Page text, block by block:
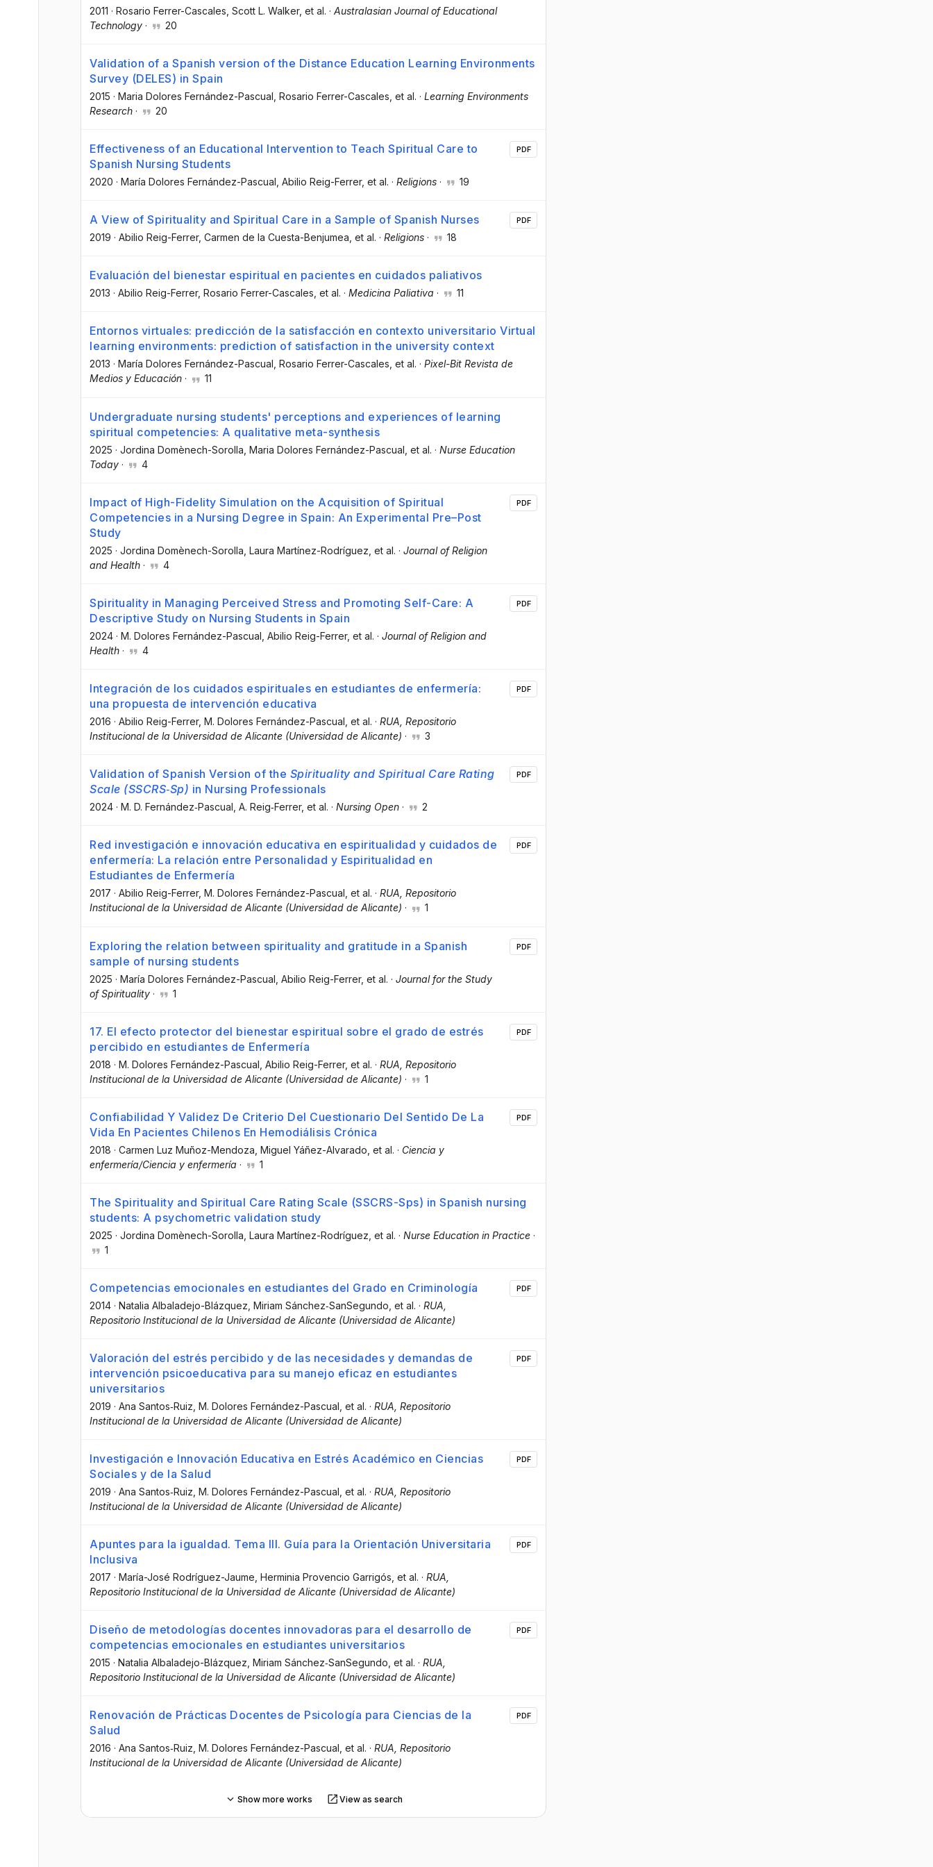
2011 · Rosario Ferrer-Cascales , Scott L. Walker, et al. · Australasian Journal of Educational
Technology · 20
Validation of a Spanish version of the Distance Education Learning Environments
Survey (DELES) in Spain
2015 · Maria Dolores Fernández-Pascual , Rosario Ferrer-Cascales , et al. · Learning Environments
Research · 20
Effectiveness of an Educational Intervention to Teach Spiritual Care to
Spanish Nursing Students
2020 · María Dolores Fernández-Pascual , Abilio Reig-Ferrer, et al. · Religions · 19
PDF
A View of Spirituality and Spiritual Care in a Sample of Spanish Nurses
2019 · Abilio Reig-Ferrer, Carmen de la Cuesta-Benjumea , et al. · Religions · 18
PDF
Evaluación del bienestar espiritual en pacientes en cuidados paliativos
2013 · Abilio Reig-Ferrer, Rosario Ferrer-Cascales , et al. · Medicina Paliativa · 11
Entornos virtuales: predicción de la satisfacción en contexto universitario Virtual
learning environments: prediction of satisfaction in the university context
2013 · María Dolores Fernández-Pascual , Rosario Ferrer-Cascales , et al. · Pixel-Bit Revista de
Medios y Educación · 11
Undergraduate nursing students' perceptions and experiences of learning
spiritual competencies: A qualitative meta-synthesis
2025 · Jordina Domènech-Sorolla , Maria Dolores Fernández-Pascual , et al. · Nurse Education
Today · 4
Impact of High-Fidelity Simulation on the Acquisition of Spiritual
Competencies in a Nursing Degree in Spain: An Experimental Pre–Post
Study
2025 · Jordina Domènech-Sorolla , Laura Martínez-Rodríguez , et al. · Journal of Religion
and Health · 4
PDF
Spirituality in Managing Perceived Stress and Promoting Self-Care: A
Descriptive Study on Nursing Students in Spain
2024 · M. Dolores Fernández-Pascual , Abilio Reig-Ferrer, et al. · Journal of Religion and
Health · 4
PDF
Integración de los cuidados espirituales en estudiantes de enfermería:
una propuesta de intervención educativa
2016 · Abilio Reig-Ferrer, M. Dolores Fernández-Pascual , et al. · RUA, Repositorio
Institucional de la Universidad de Alicante (Universidad de Alicante) · 3
PDF
Validation of Spanish Version of the Spirituality and Spiritual Care Rating
Scale (SSCRS‐Sp) in Nursing Professionals
2024 · M. D. Fernández‐Pascual , A. Reig‐Ferrer, et al. · Nursing Open · 2
PDF
Red investigación e innovación educativa en espiritualidad y cuidados de
enfermería: La relación entre Personalidad y Espiritualidad en
Estudiantes de Enfermería
2017 · Abilio Reig-Ferrer, M. Dolores Fernández-Pascual, et al. · RUA, Repositorio
Institucional de la Universidad de Alicante (Universidad de Alicante) · 1
PDF
Exploring the relation between spirituality and gratitude in a Spanish
sample of nursing students
2025 · María Dolores Fernández-Pascual , Abilio Reig-Ferrer, et al. · Journal for the Study
of Spirituality · 1
PDF
17. El efecto protector del bienestar espiritual sobre el grado de estrés
percibido en estudiantes de Enfermería
2018 · M. Dolores Fernández-Pascual , Abilio Reig-Ferrer, et al. · RUA, Repositorio
Institucional de la Universidad de Alicante (Universidad de Alicante) · 1
PDF
Confiabilidad Y Validez De Criterio Del Cuestionario Del Sentido De La
Vida En Pacientes Chilenos En Hemodiálisis Crónica
2018 · Carmen Luz Muñoz-Mendoza , Miguel Yáñez-Alvarado , et al. · Ciencia y
enfermería/Ciencia y enfermería · 1
PDF
The Spirituality and Spiritual Care Rating Scale (SSCRS-Sps) in Spanish nursing
students: A psychometric validation study
2025 · Jordina Domènech-Sorolla , Laura Martínez-Rodríguez , et al. · Nurse Education in Practice ·
1
Competencias emocionales en estudiantes del Grado en Criminología
2014 · Natalia Albaladejo-Blázquez , Miriam Sánchez‐SanSegundo , et al. · RUA,
Repositorio Institucional de la Universidad de Alicante (Universidad de Alicante)
PDF
Valoración del estrés percibido y de las necesidades y demandas de
intervención psicoeducativa para su manejo eficaz en estudiantes
universitarios
2019 · Ana Santos‐Ruiz , M. Dolores Fernández-Pascual , et al. · RUA, Repositorio
Institucional de la Universidad de Alicante (Universidad de Alicante)
PDF
Investigación e Innovación Educativa en Estrés Académico en Ciencias
Sociales y de la Salud
2019 · Ana Santos‐Ruiz , M. Dolores Fernández-Pascual , et al. · RUA, Repositorio
Institucional de la Universidad de Alicante (Universidad de Alicante)
PDF
Apuntes para la igualdad. Tema III. Guía para la Orientación Universitaria
Inclusiva
2017 · María-José Rodríguez-Jaume , Herminia Provencio Garrigós , et al. · RUA,
Repositorio Institucional de la Universidad de Alicante (Universidad de Alicante)
PDF
Diseño de metodologías docentes innovadoras para el desarrollo de
competencias emocionales en estudiantes universitarios
2015 · Natalia Albaladejo-Blázquez , Miriam Sánchez‐SanSegundo , et al. · RUA,
Repositorio Institucional de la Universidad de Alicante (Universidad de Alicante)
PDF
Renovación de Prácticas Docentes de Psicología para Ciencias de la
Salud
2016 · Ana Santos‐Ruiz , M. Dolores Fernández-Pascual , et al. · RUA, Repositorio
Institucional de la Universidad de Alicante (Universidad de Alicante)
PDF
Show more works View as search